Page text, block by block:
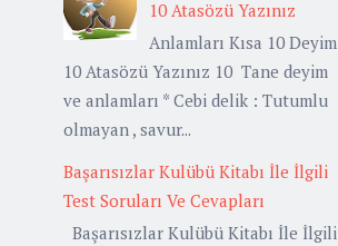
10 Atasözü Yazınız
Anlamları Kısa 10 Deyim
10 Atasözü Yazınız 10 Tane deyim
ve anlamları * Cebi delik : Tutumlu
olmayan , savur...
Başarısızlar Kulübü Kitabı İle İlgili
Test Soruları Ve Cevapları
Başarısızlar Kulübü Kitabı İle İlgili